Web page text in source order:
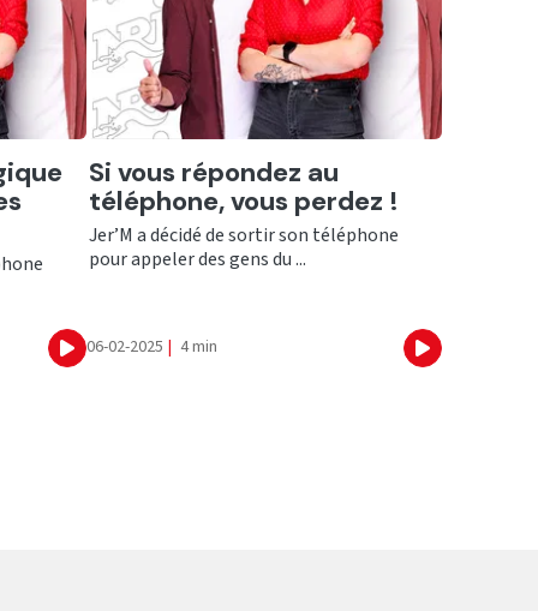
Ecouter
Ecouter
Si vous répondez au
téléphone, vous perdez !
Jer’M a décidé de sortir son téléphone
pour appeler des gens du ...
06-02-2025 | 4 min Ecouter